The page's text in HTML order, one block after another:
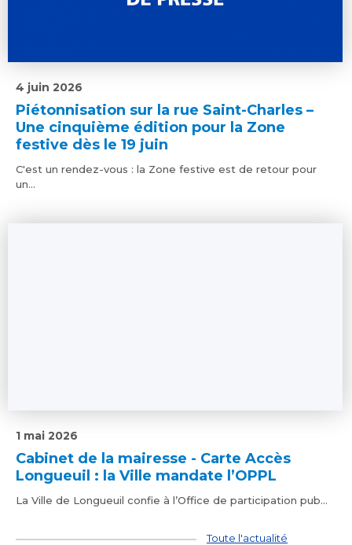
Piétonnisation sur la rue Saint-Charles –
Une cinquième édition pour la Zone
festive dès le 19 juin
4 juin 2026
C'est un rendez-vous : la Zone festive est de retour pour
un...
Cabinet de la mairesse - Carte Accès
Longueuil : la Ville mandate l’OPPL
1 mai 2026
La Ville de Longueuil confie à l’Office de participation pub...
Toute l'actualité